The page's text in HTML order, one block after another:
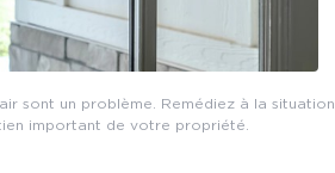
sont un problème. Remédiez à la situation
important de votre propriété.